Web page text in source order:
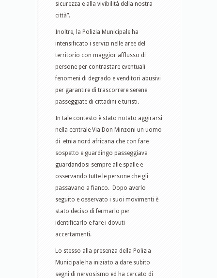
sicurezza e alla vivibilità della nostra
città”.
Inoltre, la Polizia Municipale ha
intensificato i servizi nelle aree del
territorio con maggior afflusso di
persone per contrastare eventuali
fenomeni di degrado e venditori abusivi
per garantire di trascorrere serene
passeggiate di cittadini e turisti.
In tale contesto è stato notato aggirarsi
nella centrale Via Don Minzoni un uomo
di etnia nord africana che con fare
sospetto e guardingo passeggiava
guardandosi sempre alle spalle e
osservando tutte le persone che gli
passavano a fianco. Dopo averlo
seguito e osservato i suoi movimenti è
stato deciso di fermarlo per
identificarlo e fare i dovuti
accertamenti.
Lo stesso alla presenza della Polizia
Municipale ha iniziato a dare subito
segni di nervosismo ed ha cercato di